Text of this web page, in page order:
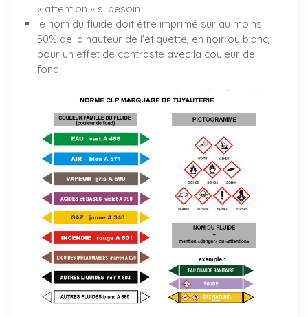
« attention » si besoin
le nom du fluide doit être imprimé sur au moins
50% de la hauteur de l'étiquette, en noir ou blanc,
pour un effet de contraste avec la couleur de
fond